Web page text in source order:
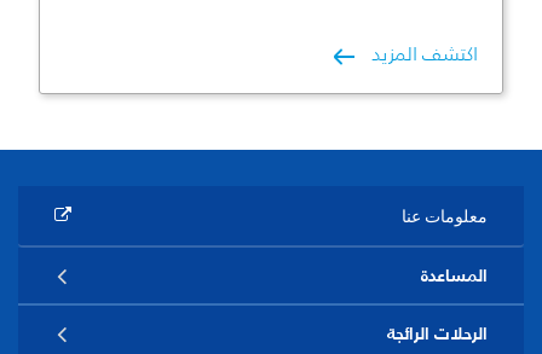
اكتشف المزيد
معلومات عنا
المساعدة
الرحلات الرائجة